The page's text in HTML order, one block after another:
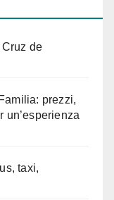
Cruz de
prezzi,
un’esperienza
taxi,